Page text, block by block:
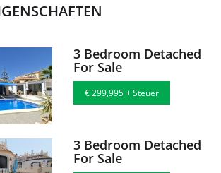
3 Bedroom Detached
For Sale
€ 299,995 + Steuer
3 Bedroom Detached
For Sale